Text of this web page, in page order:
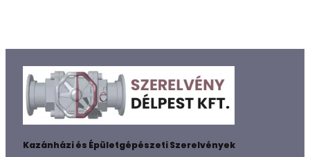
Kazánházi és Épületgépészeti Szerelvények